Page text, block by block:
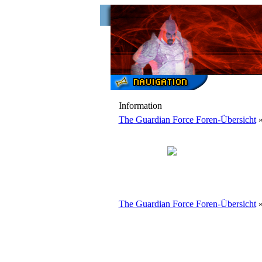
Information
The Guardian Force Foren-Übersicht
The Guardian Force Foren-Übersicht